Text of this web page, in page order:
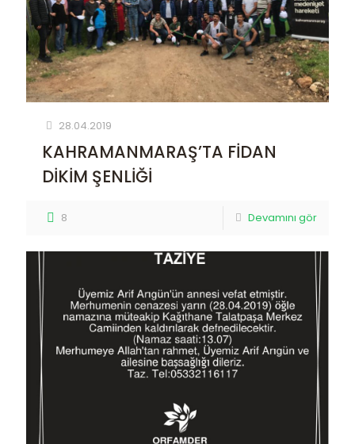
28.04.2019
KAHRAMANMARAŞ’TA FİDAN
DİKİM ŞENLİĞİ
8 Devamını gör